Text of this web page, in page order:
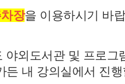
장을 이용하시기 바
외도서관 및 프로그
든 내 강의실에서 진